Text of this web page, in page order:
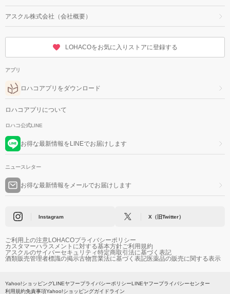
アスクル株式会社（会社概要）
LOHACOをお気に入りストアに登録する
アプリ
ロハコアプリをダウンロード
ロハコアプリについて
ロハコ公式LINE
お得な最新情報をLINEでお届けします
ニュースレター
お得な最新情報をメールでお届けします
Instagram X（旧Twitter）
ご利用上の注意LOHACOプライバシーポリシー
カスタマーハラスメントに対する基本方針ご利用規約
アスクルのサイバーセキュリティ特定商取引法に基づく表記
酒類販売管理者標識の掲示古物営業法に基づく表記医薬品の販売に関する表示
Yahoo!ショッピングLINEヤフープライバシーポリシーLINEヤフープライバシーセンター
利用規約免責事項Yahoo!ショッピングガイドライン